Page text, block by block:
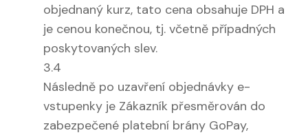
objednaný kurz, tato cena obsahuje DPH a
je cenou konečnou, tj. včetně případných
poskytovaných slev.
3.4
Následně po uzavření objednávky e-
vstupenky je Zákazník přesměrován do
zabezpečené platební brány GoPay,